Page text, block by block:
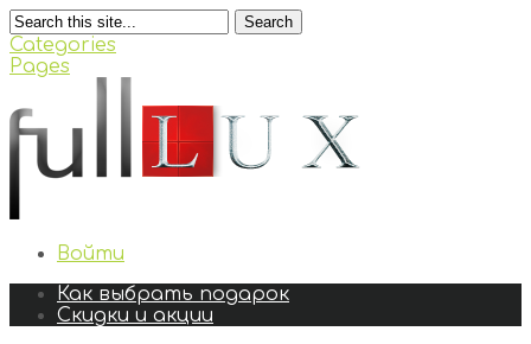
Search
Categories
Pages
Войти
Как выбрать подарок
Скидки и акции